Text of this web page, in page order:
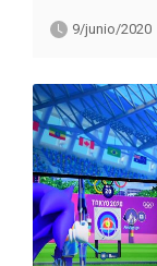
9/junio/2020